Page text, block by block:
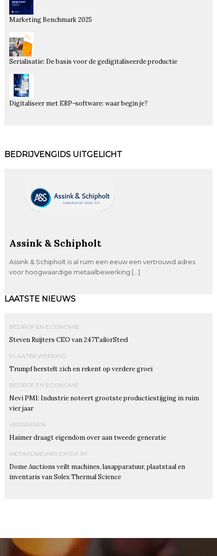
Marketing Benchmark 2025
Serialisatie: De basis voor de gedigitaliseerde productie
Digitaliseer met ERP-software: waar begin je?
BEDRIJVENGIDS UITGELICHT
Assink & Schipholt
Assink & Schipholt is al ruim een eeuw een vertrouwd adres
voor hoogwaardige metaalbewerking […]
LAATSTE NIEUWS
BEDRIJF EN ECONOMIE
Steven Ruijters CEO van 247TailorSteel
PLAATBEWERKING
Trumpf herstelt zich en rekent op verdere groei
BEDRIJF EN ECONOMIE
Nevi PMI: Industrie noteert grootste productiestijging in ruim
vier jaar
VERSPANEN
Haimer draagt eigendom over aan tweede generatie
METAALNIEUWS EXTRA IM
Dome Auctions veilt machines, lasapparatuur, plaatstaal en
inventaris van Solex Thermal Science